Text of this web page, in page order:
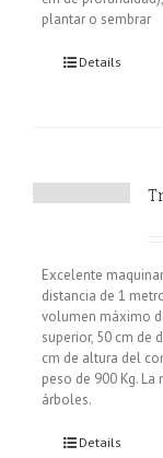
plantar o sembrar
Details
Excelente
distancia de 1
volumen máximo
superior, 50 cm de
cm de altura del
peso de 900 Kg.
árboles.
Details